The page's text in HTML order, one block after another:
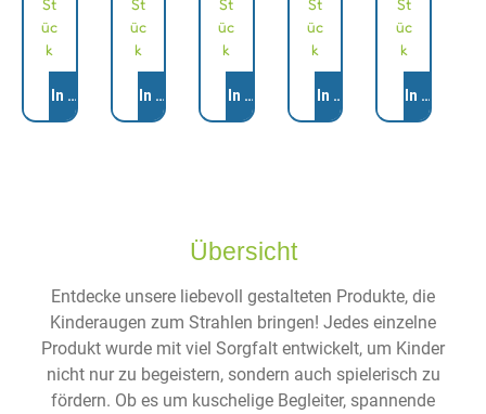
üc
k
In den Warenkorb
üc
k
In den Warenkorb
üc
k
In den Warenkorb
üc
k
In den Warenkorb
üc
k
In den
Übersicht
Entdecke unsere liebevoll gestalteten Produkte, die
Kinderaugen zum Strahlen bringen! Jedes einzelne
Produkt wurde mit viel Sorgfalt entwickelt, um Kinder
nicht nur zu begeistern, sondern auch spielerisch zu
fördern. Ob es um kuschelige Begleiter, spannende